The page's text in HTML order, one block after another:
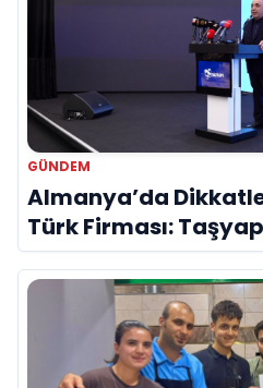
GÜNDEM
Almanya’da
Türk Firması: